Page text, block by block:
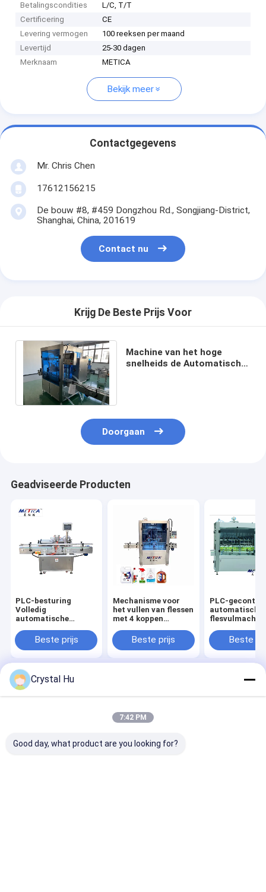
Betalingscondities
L/C, T/T
Certificering
CE
Levering vermogen
100 reeksen per maand
Levertijd
25-30 dagen
Merknaam
METICA
Bekijk meer
Contactgegevens
Mr. Chris Chen
17612156215
De bouw #8, #459 Dongzhou Rd., Songjiang-District,
Shanghai, China, 201619
Contact nu
Krijg De Beste Prijs Voor
Machine van het hoge
snelheids de Automatische
Doorgaan
Geadviseerde Producten
PLC-besturing
Volledig
automatische
voor vullijnBeste prijs
Mechanisme voor
het vullen van flessen
met 4 koppen
flessenvulsysteem
Beste prijs
PLC-
automatische
Beste
Thuis
Sitemap
Privacybeleid
FlessenvullenmachineChina Fabriek.Copyright © 2026
Metica Machinery (Shanghai) Co., Ltd.. All Rights Reserved.
Crystal Hu
7:42 PM
Good day, what product are you looking for?